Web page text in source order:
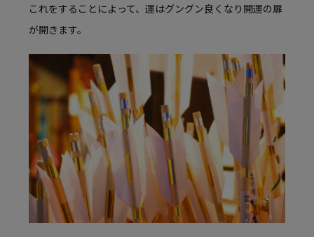
これをすることによって、運はグングン良くなり開運の扉
が開きます。